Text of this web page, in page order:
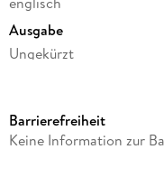
Ausgabe
Ungekürzt
Laufzeit
Barrierefreiheit
Keine Information zur